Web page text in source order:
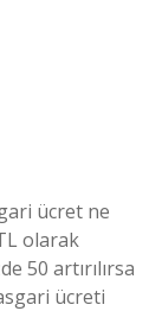
ücret ne
olarak
50 artırılırsa
ücreti